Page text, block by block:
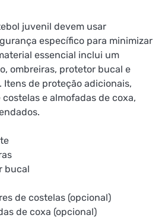
juvenil devem usar
específico para minimizar
essencial inclui um
ombreiras, protetor bucal e
Itens de proteção adicionais,
e almofadas de coxa,
bucal
de costelas (opcional)
de coxa (opcional)